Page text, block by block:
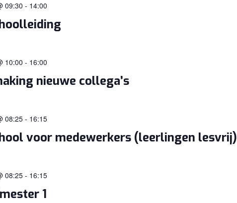
09:30 - 14:00
nieuwe collega’s
10:00 - 16:00
voor medewerkers (leerlingen lesvrij)
08:25- 16:15
1
08:25- 16:15